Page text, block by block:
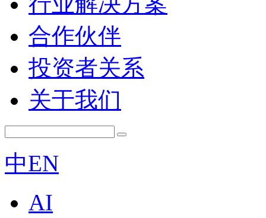
合作伙伴
投资者关系
关于我们
中EN
AI